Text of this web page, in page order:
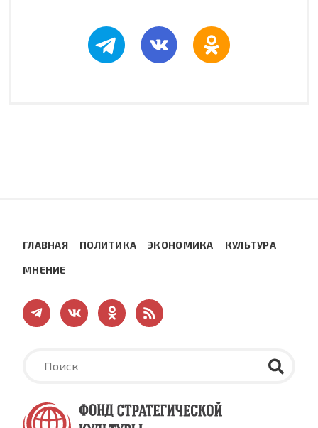
ГЛАВНАЯ ПОЛИТИКА ЭКОНОМИКА КУЛЬТУРА
МНЕНИЕ